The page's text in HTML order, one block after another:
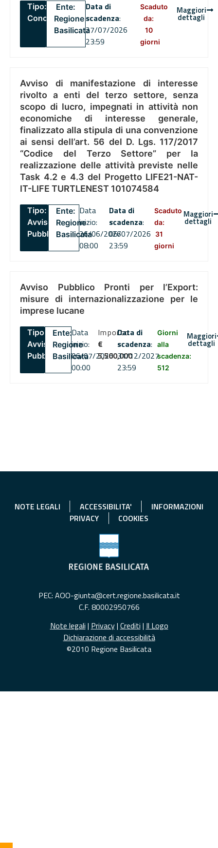
Tipo:
Concorsi
Ente:
Regione
Basilicata
Data di
scadenza:
27/07/2026
23:59
Scaduto
da:
10
giorni
Maggiori
dettagli
Avviso di manifestazione di interesse
rivolto a enti del terzo settore, senza
scopo di lucro, impegnati in attività non
economiche di interesse generale,
finalizzato alla stipula di una convenzione
ai sensi dell’art. 56 del D. Lgs. 117/2017
“Codice del Terzo Settore” per la
realizzazione delle attività previste nelle
Task 4.2 e 4.3 del Progetto LIFE21-NAT-
IT-LIFE TURTLENEST 101074584
Tipo:
Avviso
Pubblico
Ente:
Regione
Basilicata
Data
inizio:
26/06/2026
08:00
Data di
scadenza:
06/07/2026
23:59
Scaduto
da:
31
giorni
Maggiori
dettagli
Avviso Pubblico Pronti per l’Export:
misure di internazionalizzazione per le
imprese lucane
Tipo:
Avviso
Pubblico
Ente:
Regione
Basilicata
Data
inizio:
06/07/2026
00:00
Importo
€
5,500,000
Data di
scadenza:
31/12/2027
23:59
Giorni
alla
scadenza:
512
Maggiori
dettagli
NOTE LEGALI ACCESSIBILITA'
INFORMAZIONI
PRIVACY
COOKIES
PEC: AOO-giunta@cert.regione.basilicata.it
C.F. 80002950766
Note legali | Privacy| Crediti | Il Logo
Dichiarazione di accessibilità
©2010 Regione Basilicata